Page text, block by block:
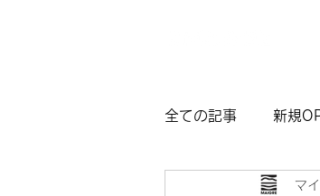
全ての記事 新規
マイグレ東京 マ